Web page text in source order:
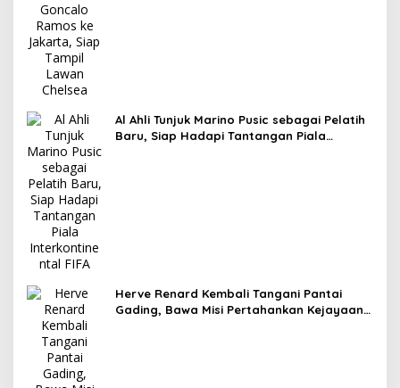
Al Ahli Tunjuk Marino Pusic sebagai Pelatih
Baru, Siap Hadapi Tantangan Piala
Herve Renard Kembali Tangani Pantai
Gading, Bawa Misi Pertahankan Kejayaan